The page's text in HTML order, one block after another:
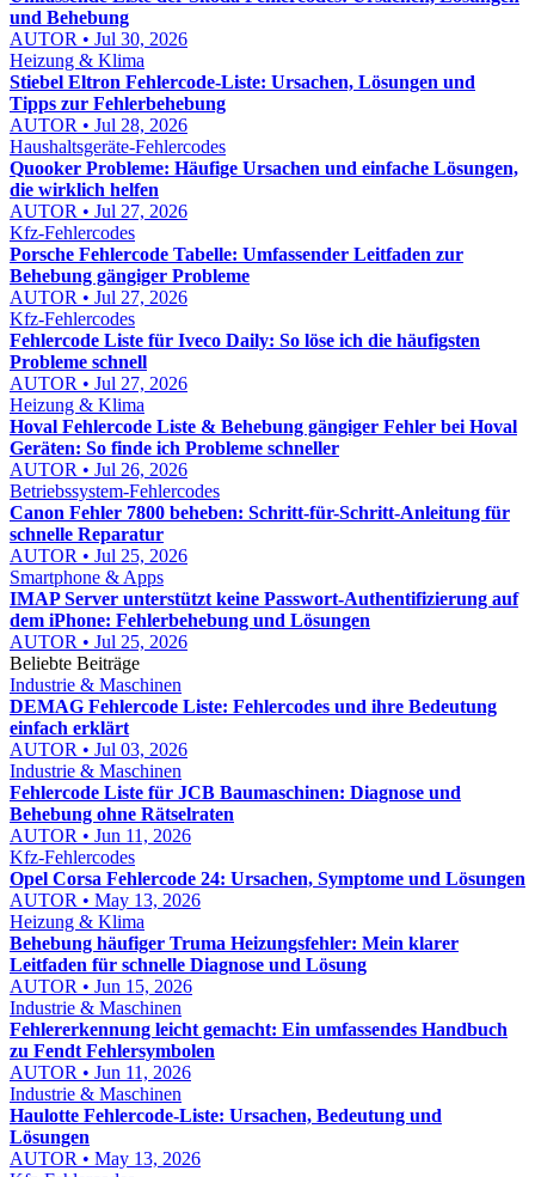
und Behebung
AUTOR • Jul 30, 2026
Heizung & Klima
Stiebel Eltron Fehlercode-Liste: Ursachen, Lösungen und
Tipps zur Fehlerbehebung
AUTOR • Jul 28, 2026
Haushaltsgeräte-Fehlercodes
Quooker Probleme: Häufige Ursachen und einfache Lösungen,
die wirklich helfen
AUTOR • Jul 27, 2026
Kfz-Fehlercodes
Porsche Fehlercode Tabelle: Umfassender Leitfaden zur
Behebung gängiger Probleme
AUTOR • Jul 27, 2026
Kfz-Fehlercodes
Fehlercode Liste für Iveco Daily: So löse ich die häufigsten
Probleme schnell
AUTOR • Jul 27, 2026
Heizung & Klima
Hoval Fehlercode Liste & Behebung gängiger Fehler bei Hoval
Geräten: So finde ich Probleme schneller
AUTOR • Jul 26, 2026
Betriebssystem-Fehlercodes
Canon Fehler 7800 beheben: Schritt-für-Schritt-Anleitung für
schnelle Reparatur
AUTOR • Jul 25, 2026
Smartphone & Apps
IMAP Server unterstützt keine Passwort-Authentifizierung auf
dem iPhone: Fehlerbehebung und Lösungen
AUTOR • Jul 25, 2026
Beliebte Beiträge
Industrie & Maschinen
DEMAG Fehlercode Liste: Fehlercodes und ihre Bedeutung
einfach erklärt
AUTOR • Jul 03, 2026
Industrie & Maschinen
Fehlercode Liste für JCB Baumaschinen: Diagnose und
Behebung ohne Rätselraten
AUTOR • Jun 11, 2026
Kfz-Fehlercodes
Opel Corsa Fehlercode 24: Ursachen, Symptome und Lösungen
AUTOR • May 13, 2026
Heizung & Klima
Behebung häufiger Truma Heizungsfehler: Mein klarer
Leitfaden für schnelle Diagnose und Lösung
AUTOR • Jun 15, 2026
Industrie & Maschinen
Fehlererkennung leicht gemacht: Ein umfassendes Handbuch
zu Fendt Fehlersymbolen
AUTOR • Jun 11, 2026
Industrie & Maschinen
Haulotte Fehlercode-Liste: Ursachen, Bedeutung und
Lösungen
AUTOR • May 13, 2026